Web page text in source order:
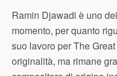
Ramin Djawadi è uno
momento, per quanto
suo lavoro per The
originalità, ma rimane